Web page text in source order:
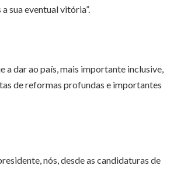
sua eventual vitória”.
a dar ao país, mais importante inclusive,
de reformas profundas e importantes
nós, desde as candidaturas de